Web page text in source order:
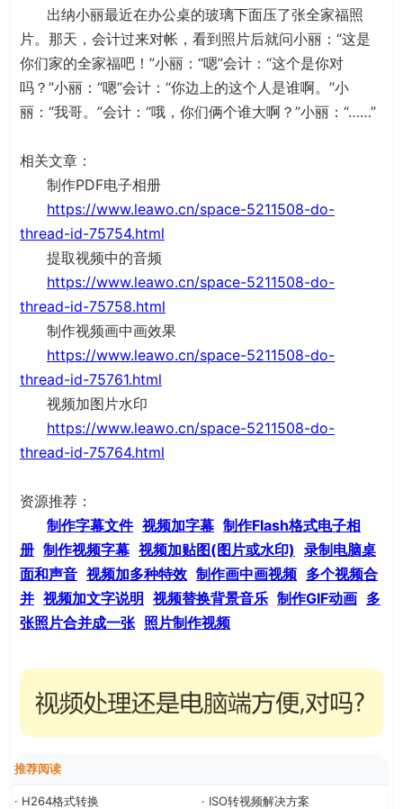
出纳小丽最近在办公桌的玻璃下面压了张全家福照
片。那天，会计过来对帐，看到照片后就问小丽：“这是
你们家的全家福吧！”小丽：“嗯”会计：“这个是你对
吗？”小丽：“嗯”会计：“你边上的这个人是谁啊。”小
丽：“我哥。”会计：“哦，你们俩个谁大啊？”小丽：“……”
相关文章：
制作PDF电子相册
https://www.leawo.cn/space-5211508-do-
thread-id-75754.html
提取视频中的音频
https://www.leawo.cn/space-5211508-do-
thread-id-75758.html
制作视频画中画效果
https://www.leawo.cn/space-5211508-do-
thread-id-75761.html
视频加图片水印
https://www.leawo.cn/space-5211508-do-
thread-id-75764.html
资源推荐：
制作字幕文件 视频加字幕 制作Flash格式电子相
册 制作视频字幕 视频加贴图(图片或水印) 录制电脑桌
面和声音 视频加多种特效 制作画中画视频 多个视频合
并 视频加文字说明 视频替换背景音乐 制作GIF动画 多
张照片合并成一张 照片制作视频
推荐阅读
· H264格式转换 · ISO转视频解决方案